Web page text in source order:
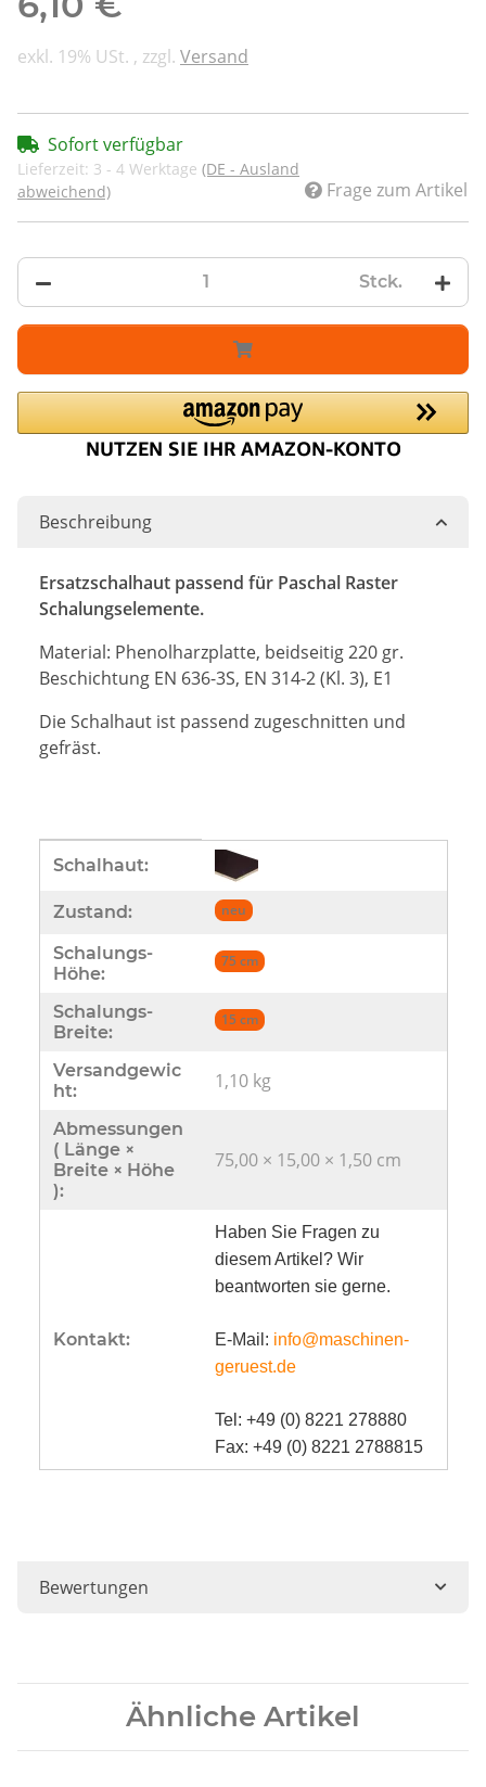
exkl. 19% USt. , zzgl. Versand
Sofort verfügbar
Lieferzeit: 3 - 4 Werktage (DE - Ausland
abweichend)
Frage zum Artikel
Stck.
Beschreibung
Ersatzschalhaut passend für Paschal Raster
Schalungselemente.
Material: Phenolharzplatte, beidseitig 220 gr.
Beschichtung EN 636-3S, EN 314-2 (Kl. 3), E1
Die Schalhaut ist passend zugeschnitten und
gefräst.
Produkteigenschaft
Wert
Schalhaut:
Zustand: neu
Schalungs-
Höhe:
75 cm
Schalungs-
Breite:
15 cm
Versandgewic
ht:
1,10 kg
Abmessungen
( Länge ×
Breite × Höhe
):
75,00 × 15,00 × 1,50 cm
Kontakt:
Haben Sie Fragen zu
diesem Artikel? Wir
beantworten sie gerne.
E-Mail: info@maschinen-
geruest.de
Tel: +49 (0) 8221 278880
Fax: +49 (0) 8221 2788815
Bewertungen
Ähnliche Artikel